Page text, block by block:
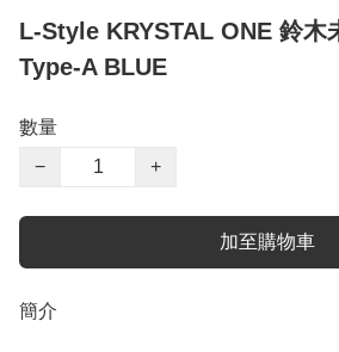
L-Style KRYSTAL ONE 鈴木
Type-A BLUE
數量
−
+
加至購物車
簡介